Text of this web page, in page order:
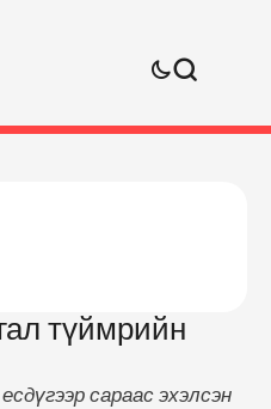
түймрийн
сараас эхэлсэн